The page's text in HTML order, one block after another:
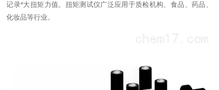
记录*大扭矩力值。扭矩测试仪广泛应用于质检机构、食品、药品、
化妆品等行业。